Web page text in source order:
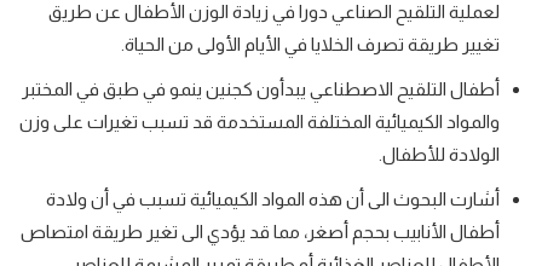
لعملية التلقيح الصناعي دورا في زيادة الوزن الأطفال عن طريق
تغيير طريقة تصرف الخلايا في الأيام الأولى من الحياة.
أطفال التلقيح الاصطناعي يبدأون كجنين ينمو في طبق في المختبر
والمواد الكيميائية المختلفة المستخدمة قد تسبب تغيرات على وزن
الولادة للأطفال.
أشارت البحوث الى أن هذه المواد الكيميائية تسبب في أن ولادة
أطفال الأنابيب بحجم أصغر، مما قد يؤدي الى تغير طريقة امتصاص